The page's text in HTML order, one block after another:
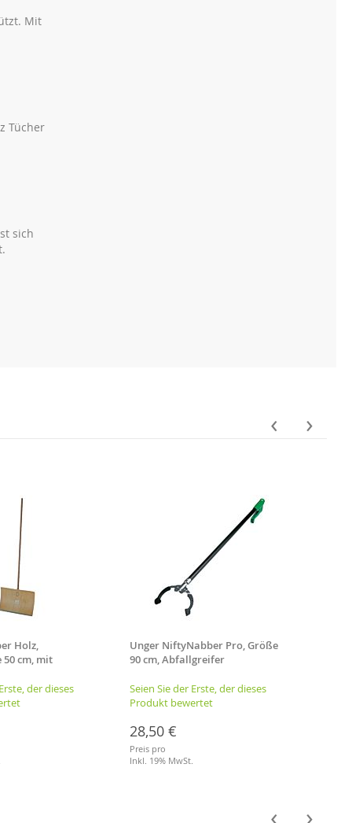
Mit
Tücher
sich
Holz,
cm, mit
der dieses
Unger NiftyNabber Pro, Größe
90 cm, Abfallgreifer
Seien Sie der Erste, der dieses
Produkt bewertet
28,50 €
Preis pro
Inkl. 19% MwSt.
‹ ›